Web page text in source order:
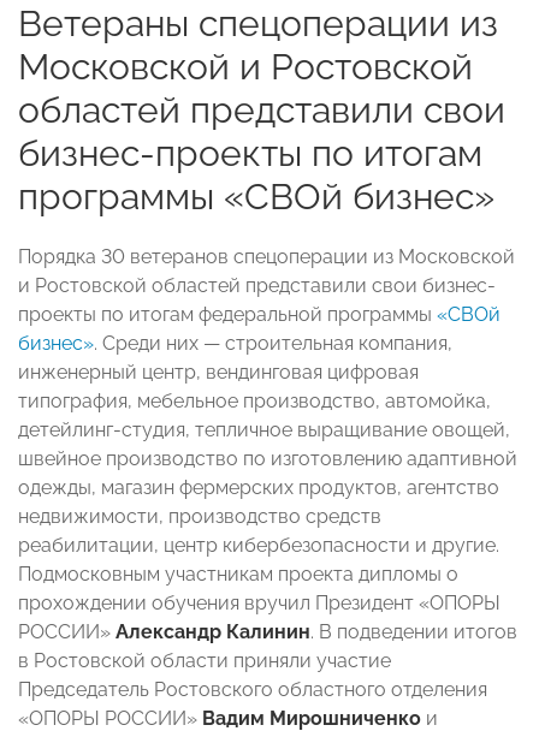
Ветераны спецоперации из
Московской и Ростовской
областей представили свои
бизнес-проекты по итогам
программы «СВОй бизнес»
Порядка 30 ветеранов спецоперации из Московской
и Ростовской областей представили свои бизнес-
проекты по итогам федеральной программы «СВОй
бизнес». Среди них — строительная компания,
инженерный центр, вендинговая цифровая
типография, мебельное производство, автомойка,
детейлинг-студия, тепличное выращивание овощей,
швейное производство по изготовлению адаптивной
одежды, магазин фермерских продуктов, агентство
недвижимости, производство средств
реабилитации, центр кибербезопасности и другие.
Подмосковным участникам проекта дипломы о
прохождении обучения вручил Президент «ОПОРЫ
РОССИИ» Александр Калинин. В подведении итогов
в Ростовской области приняли участие
Председатель Ростовского областного отделения
«ОПОРЫ РОССИИ» Вадим Мирошниченко и